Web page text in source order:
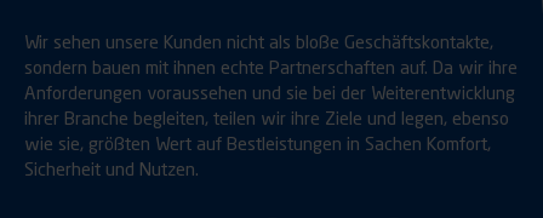
Wir sehen unsere Kunden nicht als bloße Geschäftskontakte,
sondern bauen mit ihnen echte Partnerschaften auf. Da wir ihre
Anforderungen voraussehen und sie bei der Weiterentwicklung
ihrer Branche begleiten, teilen wir ihre Ziele und legen, ebenso
wie sie, größten Wert auf Bestleistungen in Sachen Komfort,
Sicherheit und Nutzen.